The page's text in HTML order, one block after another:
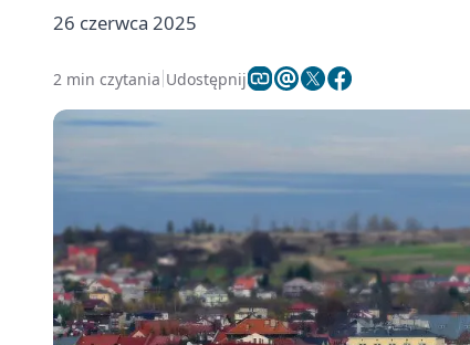
26 czerwca 2025
2 min czytania Udostępnij